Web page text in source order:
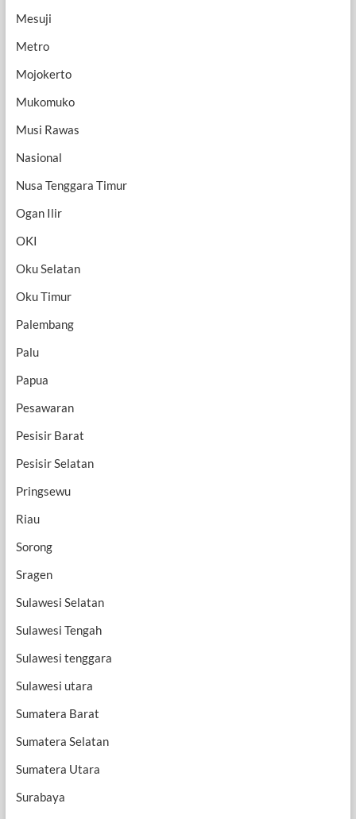
Mesuji
Metro
Mojokerto
Mukomuko
Musi Rawas
Nasional
Nusa Tenggara Timur
Ogan Ilir
OKI
Oku Selatan
Oku Timur
Palembang
Palu
Papua
Pesawaran
Pesisir Barat
Pesisir Selatan
Pringsewu
Riau
Sorong
Sragen
Sulawesi Selatan
Sulawesi Tengah
Sulawesi tenggara
Sulawesi utara
Sumatera Barat
Sumatera Selatan
Sumatera Utara
Surabaya